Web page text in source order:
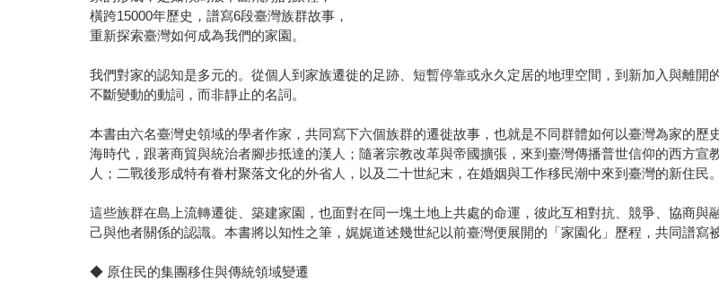
橫跨15000年歷史，譜寫6段臺灣族群故事，
重新探索臺灣如何成為我們的家園。
我們對家的認知是多元的。從個人到家族遷徙的足跡、短暫停靠或永久定居的地理空間，到新加入與離
不斷變動的動詞，而非靜止的名詞。
本書由六名臺灣史領域的學者作家，共同寫下六個族群的遷徙故事，也就是不同群體如何以臺灣為家的
海時代，跟著商貿與統治者腳步抵達的漢人；隨著宗教改革與帝國擴張，來到臺灣傳播普世信仰的西方
人；二戰後形成特有眷村聚落文化的外省人，以及二十世紀末，在婚姻與工作移民潮中來到臺灣的新住民。
這些族群在島上流轉遷徙、築建家園，也面對在同一塊土地上共處的命運，彼此互相對抗、競爭、協商
己與他者關係的認識。本書將以知性之筆，娓娓道述幾世紀以前臺灣便展開的「家園化」歷程，共同譜寫
◆ 原住民的集團移住與傳統領域變遷